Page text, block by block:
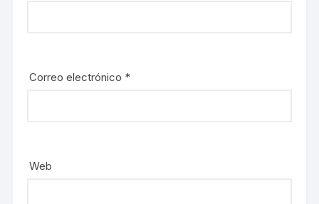
Correo electrónico *
Web